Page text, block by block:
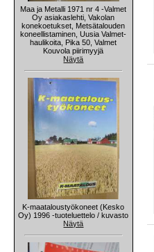
Maa ja Metalli 1971 nr 4 -Valmet
Oy asiakaslehti, Vakolan
konekoetukset, Metsätalouden
koneellistaminen, Uusia Valmet-
haulikoita, Pika 50, Valmet
Kouvola piirimyyjä
Näytä
K-maataloustyökoneet (Kesko
Oy) 1996 -tuoteluettelo / kuvasto
Näytä